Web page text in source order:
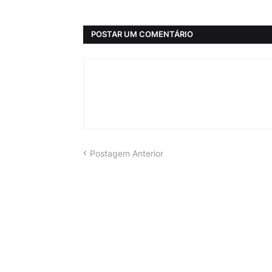
POSTAR UM COMENTÁRIO
Postagem Anterior